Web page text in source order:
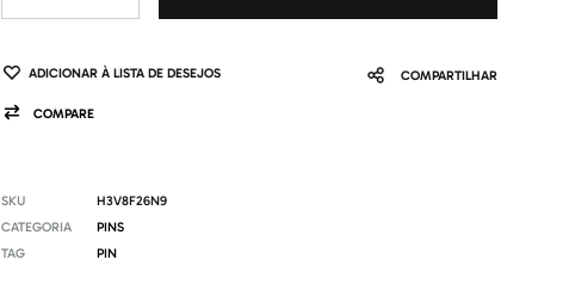
ADICIONAR À LISTA DE DESEJOS COMPARTILHAR
COMPARE
SKU
H3V8F26N9
CATEGORIA
PINS
TAG
PIN